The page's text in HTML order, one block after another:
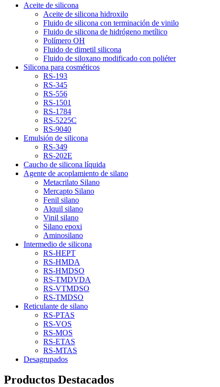
Aceite de silicona
Aceite de silicona hidroxilo
Fluido de silicona con terminación de vinilo
Fluido de silicona de hidrógeno metílico
Polímero OH
Fluido de dimetil silicona
Fluido de siloxano modificado con poliéter
Silicona para cosméticos
RS-193
RS-345
RS-556
RS-1501
RS-1784
RS-5225C
RS-9040
Emulsión de silicona
RS-349
RS-202E
Caucho de silicona líquida
Agente de acoplamiento de silano
Metacrilato Silano
Mercapto Silano
Fenil silano
Alquil silano
Vinil silano
Silano epoxi
Aminosilano
Intermedio de silicona
RS-HEPT
RS-HMDA
RS-HMDSO
RS-TMDVDA
RS-VTMDSO
RS-TMDSO
Reticulante de silano
RS-PTAS
RS-VOS
RS-MOS
RS-ETAS
RS-MTAS
Desagrupados
Productos Destacados